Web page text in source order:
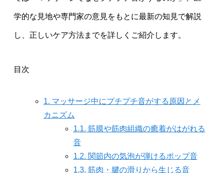
学的な見地や専門家の意見をもとに最新の知見で解説
し、正しいケア方法までを詳しくご紹介します。
目次
1. マッサージ中にプチプチ音がする原因とメ
カニズム
1.1. 筋膜や筋肉組織の癒着がはがれる
音
1.2. 関節内の気泡が弾けるポップ音
1.3. 筋肉・腱の滑りから生じる音